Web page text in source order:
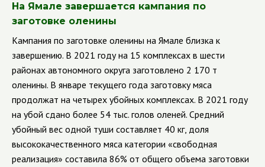
На Ямале завершается кампания по
заготовке оленины
Кампания по заготовке оленины на Ямале близка к
завершению. В 2021 году на 15 комплексах в шести
районах автономного округа заготовлено 2 170 т
оленины. В январе текущего года заготовку мяса
продолжат на четырех убойных комплексах. В 2021 году
на убой сдано более 54 тыс. голов оленей. Средний
убойный вес одной туши составляет 40 кг, доля
высококачественного мяса категории «свободная
реализация» составила 86% от общего объема заготовки